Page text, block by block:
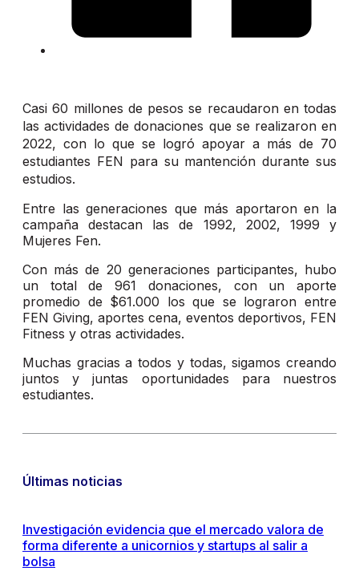
Casi 60 millones de pesos se recaudaron en todas
las actividades de donaciones que se realizaron en
2022, con lo que se logró apoyar a más de 70
estudiantes FEN para su mantención durante sus
estudios.
Entre las generaciones que más aportaron en la
campaña destacan las de 1992, 2002, 1999 y
Mujeres Fen.
Con más de 20 generaciones participantes, hubo
un total de 961 donaciones, con un aporte
promedio de $61.000 los que se lograron entre
FEN Giving, aportes cena, eventos deportivos, FEN
Fitness y otras actividades.
Muchas gracias a todos y todas, sigamos creando
juntos y juntas oportunidades para nuestros
estudiantes.
Últimas noticias
Investigación evidencia que el mercado valora de
forma diferente a unicornios y startups al salir a
bolsa